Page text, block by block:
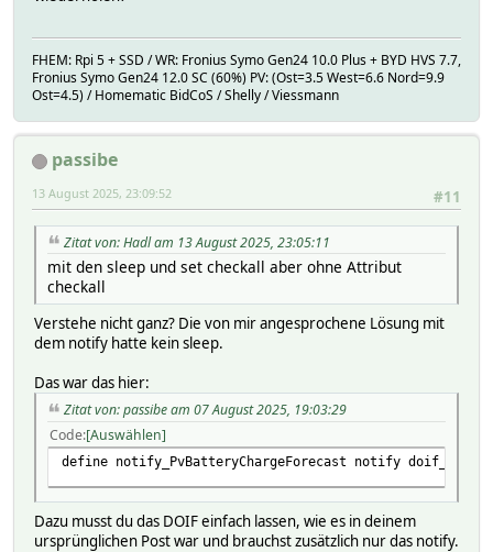
FHEM: Rpi 5 + SSD / WR: Fronius Symo Gen24 10.0 Plus + BYD HVS 7.7,
Fronius Symo Gen24 12.0 SC (60%) PV: (Ost=3.5 West=6.6 Nord=9.9
Ost=4.5) / Homematic BidCoS / Shelly / Viessmann
passibe
#11
13 August 2025, 23:09:52
Zitat von: Hadl am 13 August 2025, 23:05:11
mit den sleep und set checkall aber ohne Attribut
checkall
Verstehe nicht ganz? Die von mir angesprochene Lösung mit
dem notify hatte kein sleep.
Das war das hier:
Zitat von: passibe am 07 August 2025, 19:03:29
Code Auswählen
define notify_PvBatteryChargeForecast notify
Dazu musst du das DOIF einfach lassen, wie es in deinem
ursprünglichen Post war und brauchst zusätzlich nur das notify.